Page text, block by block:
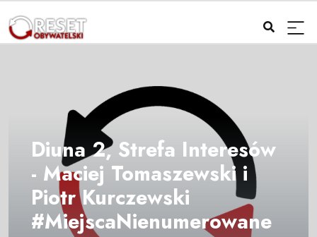
Diuna 2, Strefa Interesów
- Maciej Tomaszewski i
Piotr Kurczewski
#MiejscaNienumerowane